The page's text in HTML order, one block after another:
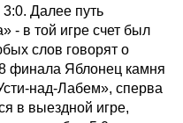
Далее путь
- в той игре счет был
слов говорят о
финала Яблонец камня
над-Лабем», сперва
в выездной игре,